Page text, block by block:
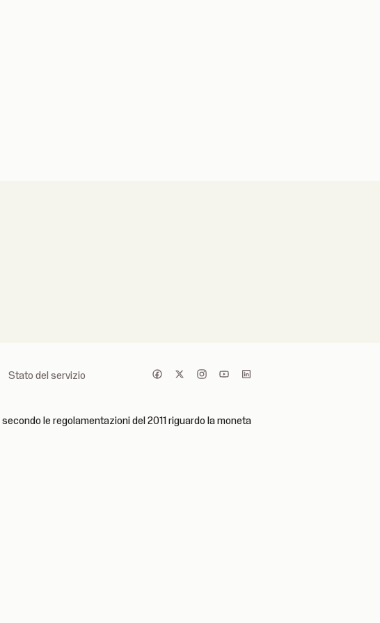
Stato del servizio
le regolamentazioni del 2011 riguardo la moneta